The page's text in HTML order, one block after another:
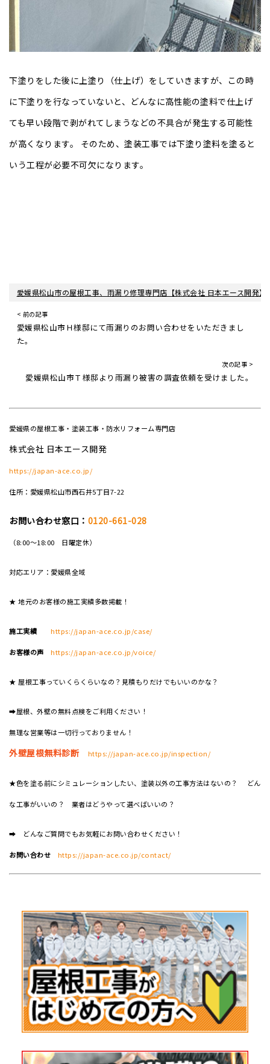
下塗りをした後に上塗り（仕上げ）をしていきますが、この時
に下塗りを行なっていないと、どんなに高性能の塗料で仕上げ
ても早い段階で剥がれてしまうなどの不具合が発生する可能性
が高くなります。 そのため、塗装工事では下塗り塗料を塗ると
いう工程が必要不可欠になります。
愛媛県松山市の屋根工事、雨漏り修理専門店【株式会社 日本エース開発】
< 前の記事
愛媛県松山市Ｈ様邸にて雨漏りのお問い合わせをいただきまし
た。
次の記事 >
愛媛県松山市Ｔ様邸より雨漏り被害の調査依頼を受けました。
愛媛県の屋根工事・塗装工事・防水リフォーム専門店
株式会社 日本エース開発
https://japan-ace.co.jp/
住所：愛媛県松山市西石井5丁目7-22
お問い合わせ窓口： 0120-661-028
（8:00～18:00 日曜定休）
対応エリア：愛媛県全域
★ 地元のお客様の施工実績多数掲載！
施工実績 https://japan-ace.co.jp/case/
お客様の声 https://japan-ace.co.jp/voice/
★ 屋根工事っていくらくらいなの？見積もりだけでもいいのかな？
➡屋根、外壁の無料点検をご利用ください！
無理な営業等は一切行っておりません！
外壁屋根無料診断 https://japan-ace.co.jp/inspection/
★色を塗る前にシミュレーションしたい、塗装以外の工事方法はないの？ どん
な工事がいいの？ 業者はどうやって選べばいいの？
➡ どんなご質問でもお気軽にお問い合わせください！
お問い合わせ https://japan-ace.co.jp/contact/